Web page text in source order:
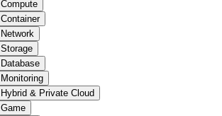
Compute
Container
Network
Storage
Database
Monitoring
Hybrid & Private Cloud
Game